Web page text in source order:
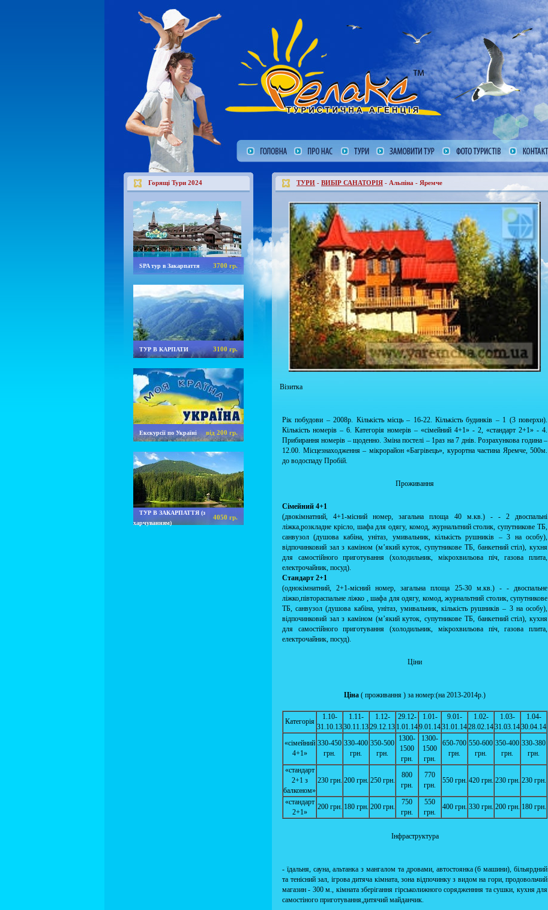
Горящі Тури 2024
SPA тур в Закарпаття 3700 гр.
ТУР В КАРПАТИ 3100 гр.
Екскурсії по Україні від 200 гр.
ТУР В ЗАКАРПАТТЯ (з
харчуванням)
4050 гр.
ТУРИ - ВИБІР САНАТОРІЯ - Альпіна - Яремче
Візитка
Рік побудови – 2008р. Кількість місць – 16-22. Кількість будинків – 1 (3 поверхи).
Кількість номерів – 6. Категорія номерів – «сімейний 4+1» - 2, «стандарт 2+1» - 4.
Прибирання номерів – щоденно. Зміна постелі – 1раз на 7 днів. Розрахункова година –
12.00. Місцезнаходження – мікрорайон «Багрівець», курортна частина Яремче, 500м.
до водоспаду Пробій.
Проживання
Сімейний 4+1
(двокімнатний, 4+1-місний номер, загальна площа 40 м.кв.) - - 2 двоспальні
ліжка,розкладне крісло, шафа для одягу, комод, журнальтний столик, супутникове ТБ,
санвузол (душова кабіна, унітаз, умивальник, кількість рушників – 3 на особу),
відпочинковий зал з каміном (м’який куток, супутникове ТБ, банкетний стіл), кухня
для самостійного приготування (холодильник, мікрохвильова піч, газова плита,
електрочайник, посуд).
Стандарт 2+1
(однокімнатний, 2+1-місний номер, загальна площа 25-30 м.кв.) - - двоспальне
ліжко,півтораспальне ліжко , шафа для одягу, комод, журнальтний столик, супутникове
ТБ, санвузол (душова кабіна, унітаз, умивальник, кількість рушників – 3 на особу),
відпочинковий зал з каміном (м’який куток, супутникове ТБ, банкетний стіл), кухня
для самостійного приготування (холодильник, мікрохвильова піч, газова плита,
електрочайник, посуд).
Ціни
Ціна ( проживання ) за номер:(на 2013-2014р.)
Категорія
1.10-
31.10.13
1.11-
30.11.13
1.12-
29.12.13
29.12-
1.01.14
1.01-
9.01.14
9.01-
31.01.14
1.02-
28.02.14
1.03-
31.03.14
1.04-
30.04.14
«сімейний
4+1»
330-450
грн.
330-400
грн.
350-500
грн.
1300-
1500
грн.
1300-
1500
грн.
650-700
грн.
550-600
грн.
350-400
грн.
330-380
грн.
«стандарт
2+1 з
балконом»
230 грн. 200 грн. 250 грн.
800
грн.
770
грн.
550 грн. 420 грн. 230 грн. 230 грн.
«стандарт
2+1»
200 грн. 180 грн. 200 грн.
750
грн.
550
грн.
400 грн. 330 грн. 200 грн. 180 грн.
Інфраструктура
- їдальня, сауна, альтанка з мангалом та дровами, автостоянка (6 машини), більярдний
та тенісний зал, ігрова дитяча кімната, зона відпочинку з видом на гори, продовольчий
магазин - 300 м., кімната зберігання гірськолижного сорядженння та сушки, кухня для
самостіного приготування,дитячий майданчик.